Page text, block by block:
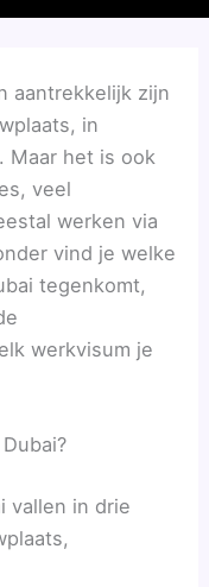
aantrekkelijk zijn
in
Maar het is ook
veel
werken via
vind je welke
tegenkomt,
werkvisum je
vallen in drie